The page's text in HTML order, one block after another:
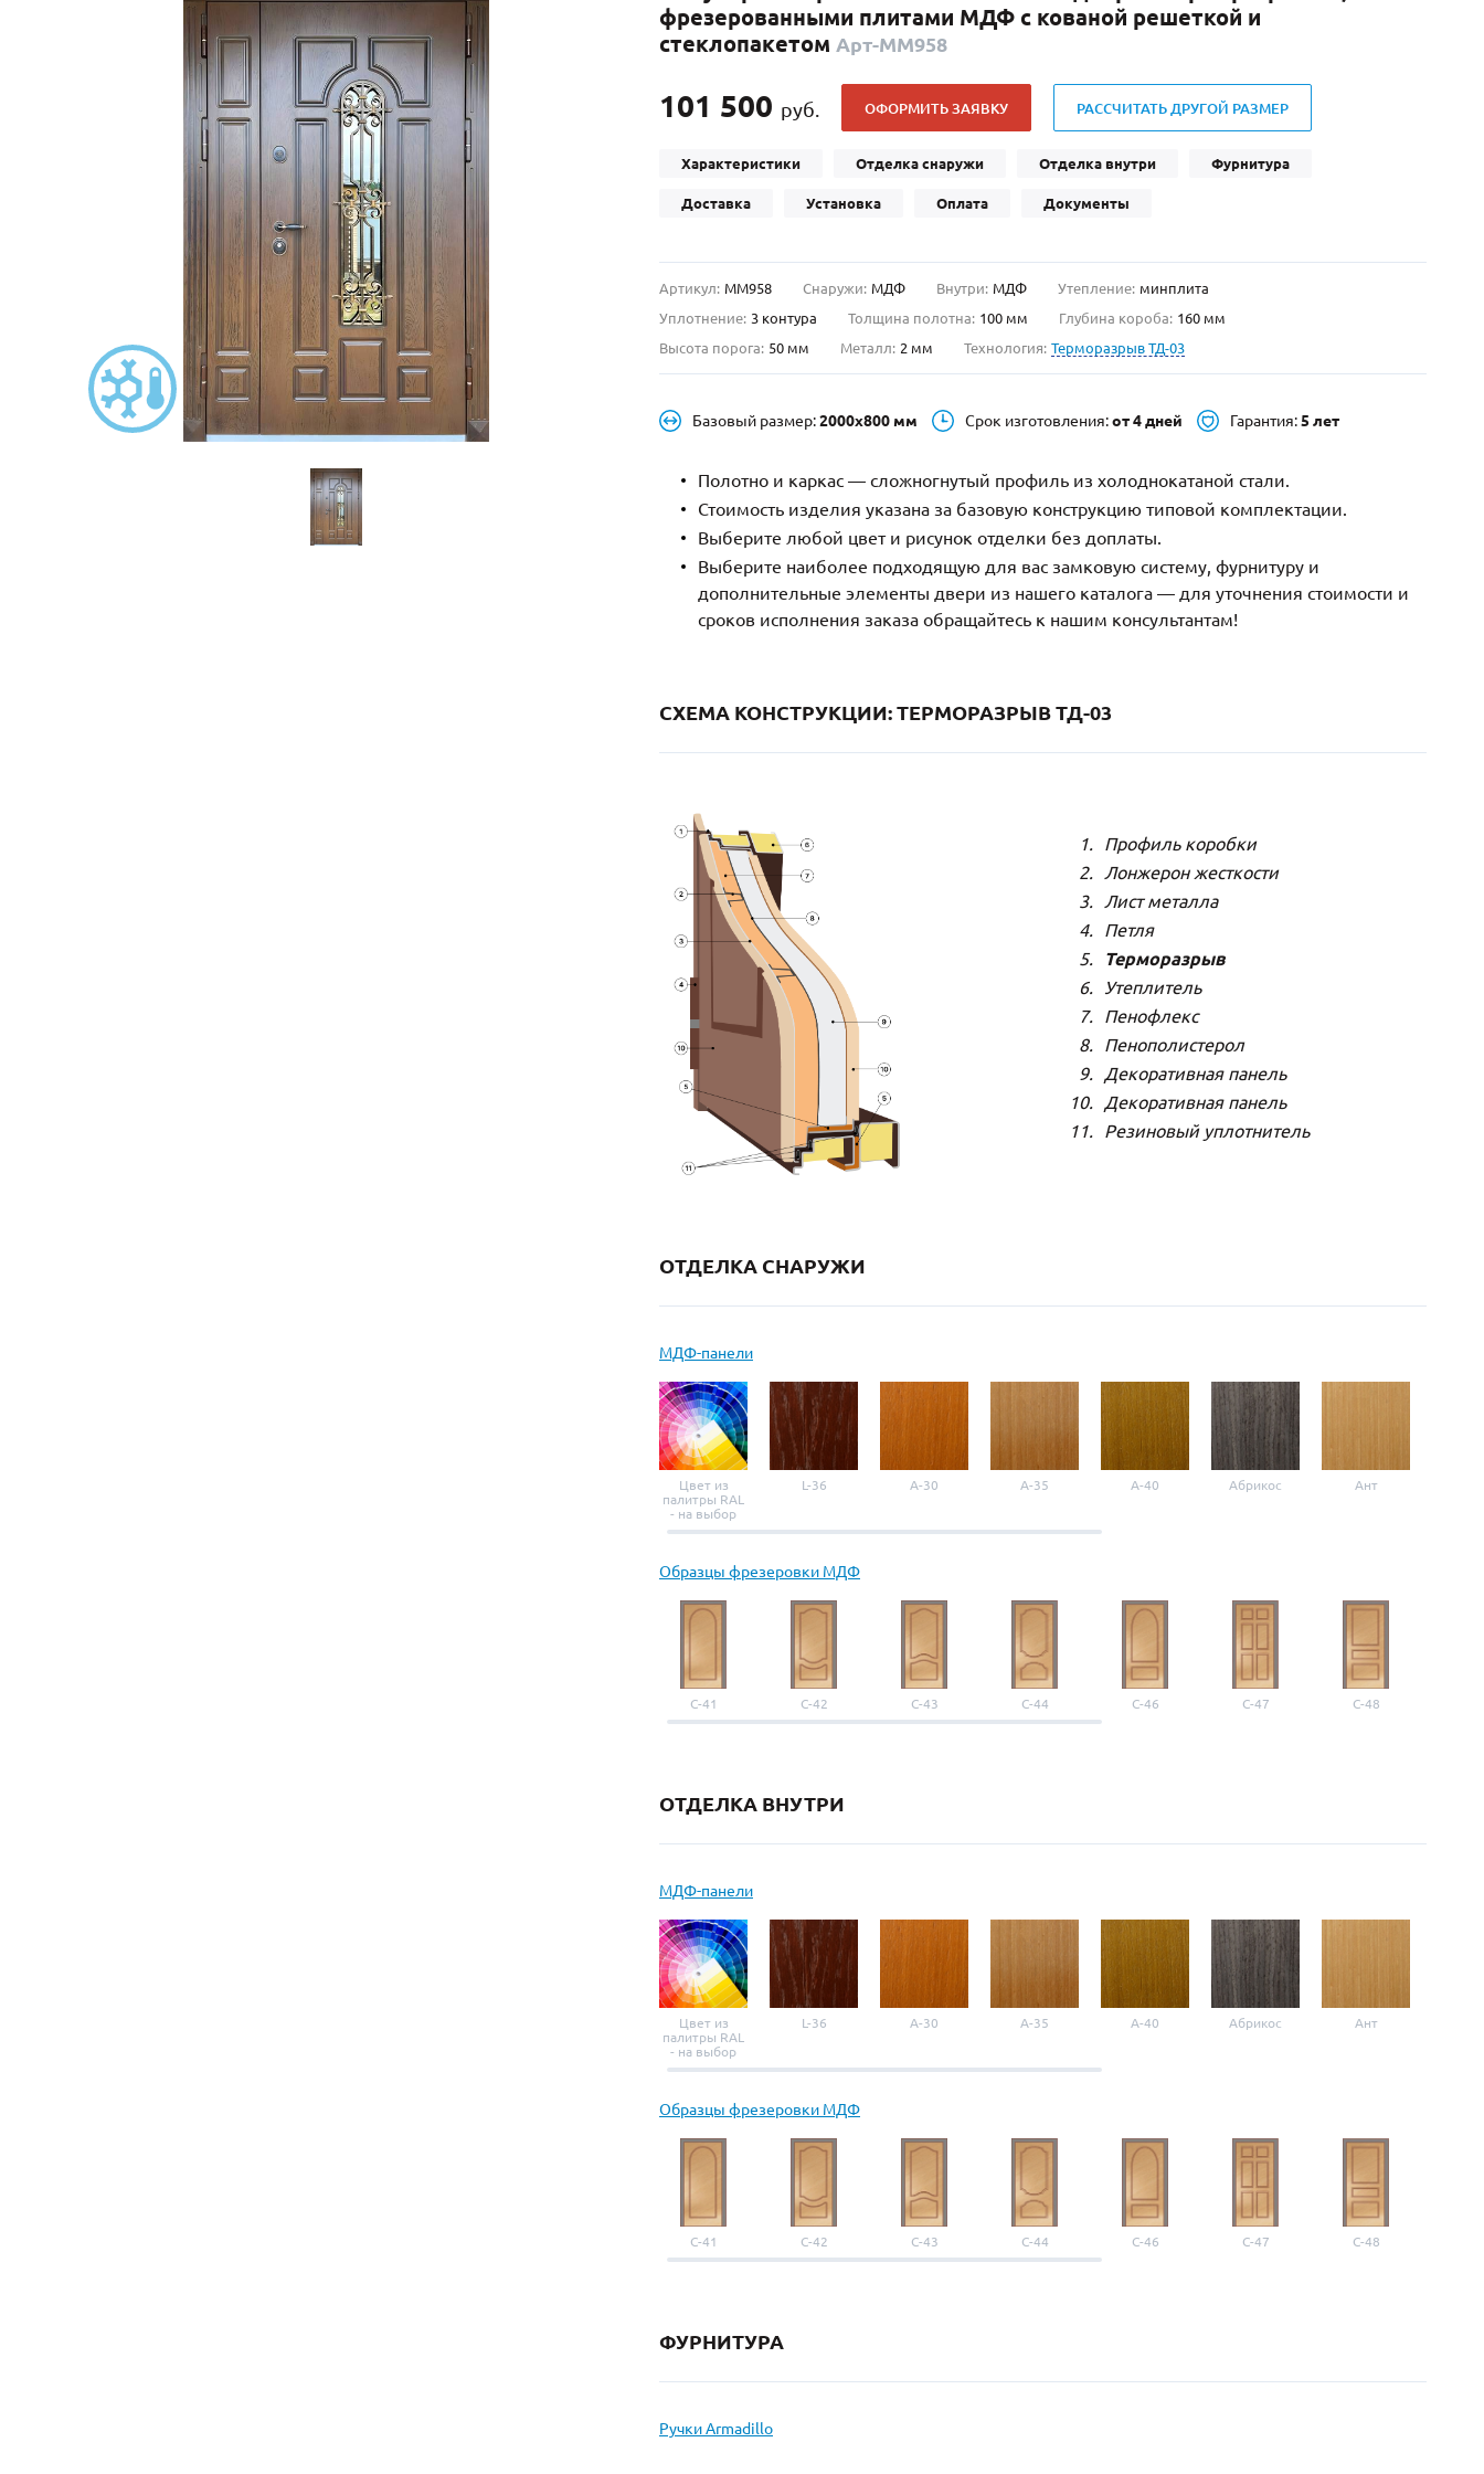
(13)
С выдавленным рисунком(35)
С металлобагетом (571)
С геометрическим рисунком
С реечным дизайном
Для дачи
Для бани
Для общественных зданий
Для магазина
Для электрощитовой
С отбойником (91)
С кнокером(94)
(73)
С карнизом
Нестандартные (479)
С фрамугой(265)
С внутренним открыванием(2)
фрезерованными плитами МДФ с кованой решеткой и
стеклопакетом Арт-ММ958
101 500 руб. ОФОРМИТЬ ЗАЯВКУ РАССЧИТАТЬ ДРУГОЙ РАЗМЕР
Характеристики Отделка снаружи Отделка внутри Фурнитура
Доставка Установка Оплата Документы
Артикул: ММ958 Снаружи: МДФ Внутри: МДФ Утепление: минплита
Уплотнение: 3 контура Толщина полотна: 100 мм Глубина короба: 160 мм
Высота порога: 50 мм Металл: 2 мм Технология: Терморазрыв ТД-03
Базовый размер:2000х800 мм Срок изготовления:от 4 дней Гарантия:5 лет
Полотно и каркас — сложногнутый профиль из холоднокатаной стали.
Стоимость изделия указана за базовую конструкцию типовой комплектации.
Выберите любой цвет и рисунок отделки без доплаты.
Выберите наиболее подходящую для вас замковую систему, фурнитуру и
дополнительные элементы двери из нашего каталога — для уточнения стоимости и
сроков исполнения заказа обращайтесь к нашим консультантам!
СХЕМА КОНСТРУКЦИИ: ТЕРМОРАЗРЫВ ТД-03
Профиль коробки
Лонжерон жесткости
Лист металла
Петля
Терморазрыв
Утеплитель
Пенофлекс
Пенополистерол
Декоративная панель
Декоративная панель
Резиновый уплотнитель
ОТДЕЛКА СНАРУЖИ
МДФ-панели
Цвет из
палитры RAL
- на выбор
L-36 A-30 A-35 A-40 Абрикос Ант
Образцы фрезеровки МДФ
С-41 С-42 С-43 С-44 С-46 С-47 С-48
ОТДЕЛКА ВНУТРИ
МДФ-панели
Цвет из
палитры RAL
- на выбор
L-36 A-30 A-35 A-40 Абрикос Ант
Образцы фрезеровки МДФ
С-41 С-42 С-43 С-44 С-46 С-47 С-48
ФУРНИТУРА
Ручки Armadillo